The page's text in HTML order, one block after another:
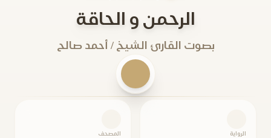
الرحمن و الحاقة
بصوت القارئ الشيخ / أحمد صالح
الرواية المصحف